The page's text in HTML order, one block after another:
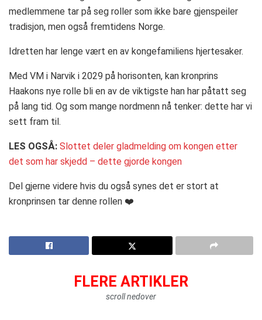
medlemmene tar på seg roller som ikke bare gjenspeiler
tradisjon, men også fremtidens Norge.
Idretten har lenge vært en av kongefamiliens hjertesaker.
Med VM i Narvik i 2029 på horisonten, kan kronprins
Haakons nye rolle bli en av de viktigste han har påtatt seg
på lang tid. Og som mange nordmenn nå tenker: dette har vi
sett fram til.
LES OGSÅ: Slottet deler gladmelding om kongen etter
det som har skjedd – dette gjorde kongen
Del gjerne videre hvis du også synes det er stort at
kronprinsen tar denne rollen ❤️
FLERE ARTIKLER
scroll nedover